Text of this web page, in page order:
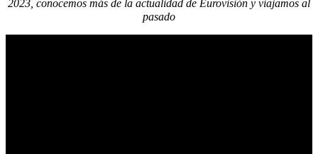
2023, conocemos más de la actualidad de Eurovisión y viajamos al
pasado